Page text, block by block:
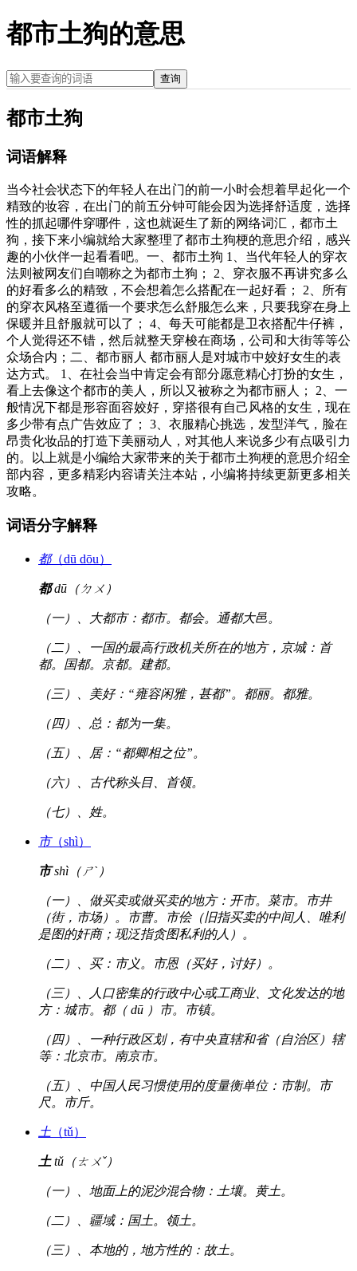
都市土狗的意思
查询
都市土狗
词语解释
当今社会状态下的年轻人在出门的前一小时会想着早起化一个
精致的妆容，在出门的前五分钟可能会因为选择舒适度，选择
性的抓起哪件穿哪件，这也就诞生了新的网络词汇，都市土
狗，接下来小编就给大家整理了都市土狗梗的意思介绍，感兴
趣的小伙伴一起看看吧。一、都市土狗 1、当代年轻人的穿衣
法则被网友们自嘲称之为都市土狗； 2、穿衣服不再讲究多么
的好看多么的精致，不会想着怎么搭配在一起好看； 2、所有
的穿衣风格至遵循一个要求怎么舒服怎么来，只要我穿在身上
保暖并且舒服就可以了； 4、每天可能都是卫衣搭配牛仔裤，
个人觉得还不错，然后就整天穿梭在商场，公司和大街等等公
众场合内；二、都市丽人 都市丽人是对城市中姣好女生的表
达方式。 1、在社会当中肯定会有部分愿意精心打扮的女生，
看上去像这个都市的美人，所以又被称之为都市丽人； 2、一
般情况下都是形容面容姣好，穿搭很有自己风格的女生，现在
多少带有点广告效应了； 3、衣服精心挑选，发型洋气，脸在
昂贵化妆品的打造下美丽动人，对其他人来说多少有点吸引力
的。以上就是小编给大家带来的关于都市土狗梗的意思介绍全
部内容，更多精彩内容请关注本站，小编将持续更新更多相关
攻略。
词语分字解释
都（dū dōu）
都dū（ㄉㄨ）
（一）、大都市：都市。都会。通都大邑。
（二）、一国的最高行政机关所在的地方，京城：首
都。国都。京都。建都。
（三）、美好：“雍容闲雅，甚都”。都丽。都雅。
（四）、总：都为一集。
（五）、居：“都卿相之位”。
（六）、古代称头目、首领。
（七）、姓。
市（shì）
市shì（ㄕˋ）
（一）、做买卖或做买卖的地方：开市。菜市。市井
（街，市场）。市曹。市侩（旧指买卖的中间人、唯利
是图的奸商；现泛指贪图私利的人）。
（二）、买：市义。市恩（买好，讨好）。
（三）、人口密集的行政中心或工商业、文化发达的地
方：城市。都（ dū ）市。市镇。
（四）、一种行政区划，有中央直辖和省（自治区）辖
等：北京市。南京市。
（五）、中国人民习惯使用的度量衡单位：市制。市
尺。市斤。
土 （tǔ）
土tǔ（ㄊㄨˇ）
（一）、地面上的泥沙混合物：土壤。黄土。
（二）、疆域：国土。领土。
（三）、本地的，地方性的：故土。